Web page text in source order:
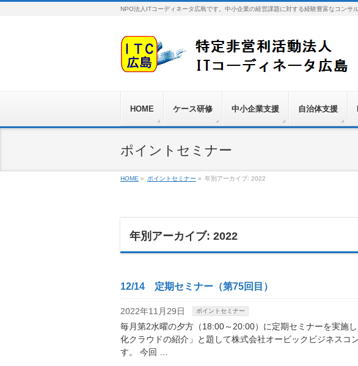
NPO法人ITコーディネータ広島です。中小企業の経営課題に対する経験豊富なコンサ
HOME ケース研修 中小企業支援 自治体支援
ポイントセミナー
HOME » ポイントセミナー » 年別アーカイブ: 2022
年別アーカイブ: 2022
12/14 定期セミナー（第75回目）
2022年11月29日 ポイントセミナー
毎月第2水曜の夕方（18:00～20:00）に定期セミナーを実施
化クラウドの紹介」と題して株式会社オービックビジネス
す。 今回 …